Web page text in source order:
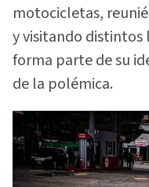
motocicletas,
y visitando distintos
forma parte de su
de la polémica.